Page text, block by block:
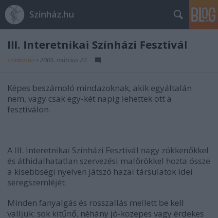
Színház.hu
III. Interetnikai Színházi Fesztivál
szinhazhu • 2006. március 27.
Képes beszámoló mindazoknak, akik egyáltalán
nem, vagy csak egy-két napig lehettek ott a
fesztiválon.
A III. Interetnikai Színházi Fesztivál nagy zökkenőkkel
és áthidalhatatlan szervezési malőrökkel hozta össze
a kisebbségi nyelven játszó hazai társulatok idei
seregszemléjét.
Minden fanyalgás és rosszallás mellett be kell
valljuk: sok kitűnő, néhány jó-közepes vagy érdekes